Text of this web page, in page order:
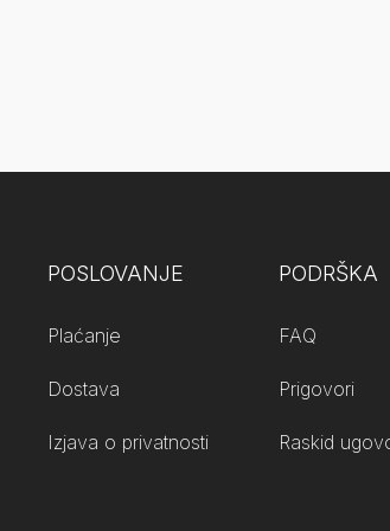
POSLOVANJE
Plaćanje
Dostava
Izjava o privatnosti
PODRŠKA
FAQ
Prigovori
Raskid